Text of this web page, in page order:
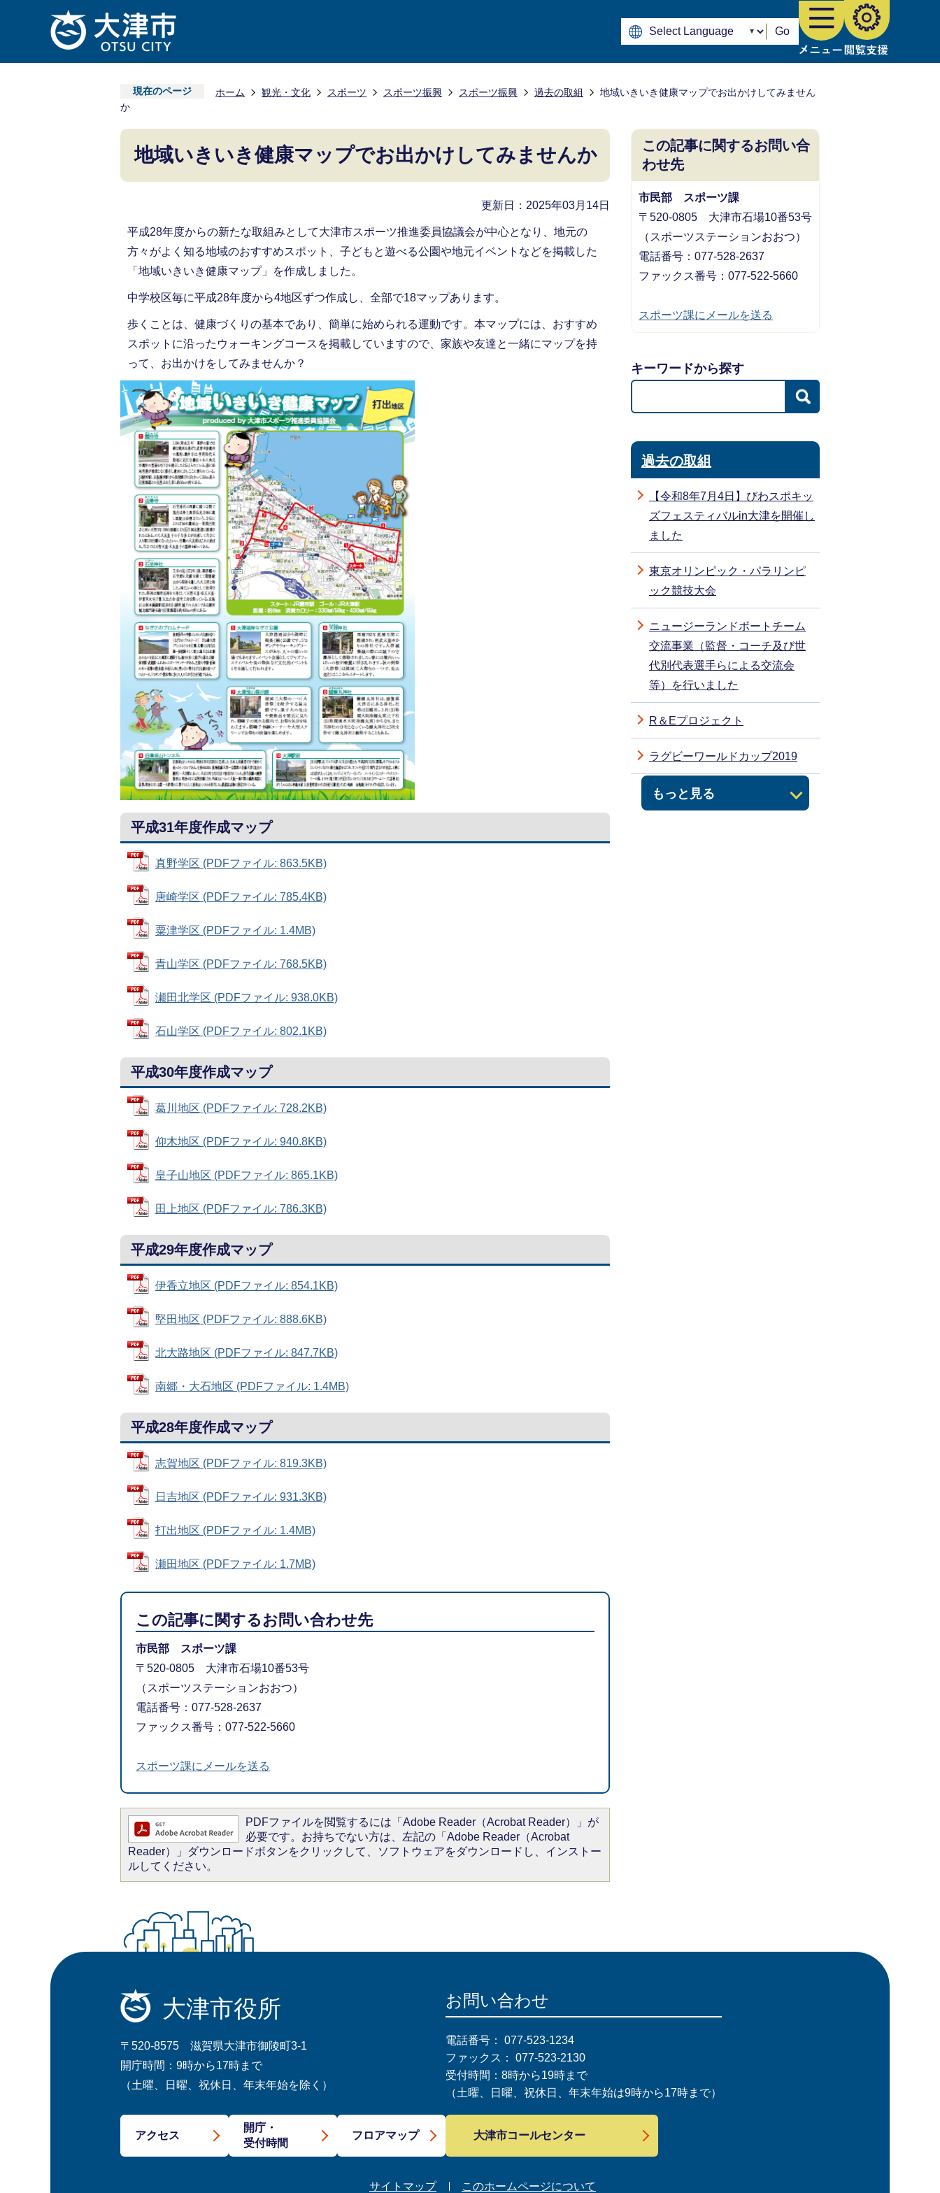
Go
現在のページ ホーム 観光・文化 スポーツ スポーツ振興 スポーツ振興 過去の取組
地域いきいき健康マップでお出かけしてみません
か
地域いきいき健康マップでお出かけしてみませんか
更新日：2025年03月14日
平成28年度からの新たな取組みとして大津市スポーツ推進委員協議会が中心となり、地元の
方々がよく知る地域のおすすめスポット、子どもと遊べる公園や地元イベントなどを掲載した
「地域いきいき健康マップ」を作成しました。
中学校区毎に平成28年度から4地区ずつ作成し、全部で18マップあります。
歩くことは、健康づくりの基本であり、簡単に始められる運動です。本マップには、おすすめ
スポットに沿ったウォーキングコースを掲載していますので、家族や友達と一緒にマップを持
って、お出かけをしてみませんか？
平成31年度作成マップ
真野学区 (PDFファイル: 863.5KB)
唐崎学区 (PDFファイル: 785.4KB)
粟津学区 (PDFファイル: 1.4MB)
青山学区 (PDFファイル: 768.5KB)
瀬田北学区 (PDFファイル: 938.0KB)
石山学区 (PDFファイル: 802.1KB)
平成30年度作成マップ
葛川地区 (PDFファイル: 728.2KB)
仰木地区 (PDFファイル: 940.8KB)
皇子山地区 (PDFファイル: 865.1KB)
田上地区 (PDFファイル: 786.3KB)
平成29年度作成マップ
伊香立地区 (PDFファイル: 854.1KB)
堅田地区 (PDFファイル: 888.6KB)
北大路地区 (PDFファイル: 847.7KB)
南郷・大石地区 (PDFファイル: 1.4MB)
平成28年度作成マップ
志賀地区 (PDFファイル: 819.3KB)
日吉地区 (PDFファイル: 931.3KB)
打出地区 (PDFファイル: 1.4MB)
瀬田地区 (PDFファイル: 1.7MB)
この記事に関するお問い合わせ先
市民部 スポーツ課
〒520-0805 大津市石場10番53号
（スポーツステーションおおつ）
電話番号：077-528-2637
ファックス番号：077-522-5660
スポーツ課にメールを送る
PDFファイルを閲覧するには「Adobe Reader（Acrobat Reader）」が
必要です。お持ちでない方は、左記の「Adobe Reader（Acrobat
Reader）」ダウンロードボタンをクリックして、ソフトウェアをダウンロードし、インストー
ルしてください。
この記事に関するお問い合
わせ先
市民部 スポーツ課
〒520-0805 大津市石場10番53号
（スポーツステーションおおつ）
電話番号：077-528-2637
ファックス番号：077-522-5660
スポーツ課にメールを送る
キーワードから探す
過去の取組
【令和8年7月4日】びわスポキッ
ズフェスティバルin大津を開催し
ました
東京オリンピック・パラリンピ
ック競技大会
ニュージーランドボートチーム
交流事業（監督・コーチ及び世
代別代表選手らによる交流会
等）を行いました
もっと見る
R＆Eプロジェクト
ラグビーワールドカップ2019
大津市役所
〒520-8575 滋賀県大津市御陵町3-1
開庁時間：9時から17時まで
（土曜、日曜、祝休日、年末年始を除く）
アクセス
開庁・
受付時間
フロアマップ
お問い合わせ
電話番号： 077-523-1234
ファックス： 077-523-2130
受付時間：8時から19時まで
（土曜、日曜、祝休日、年末年始は9時から17時まで）
大津市コールセンター
サイトマップ このホームページについて